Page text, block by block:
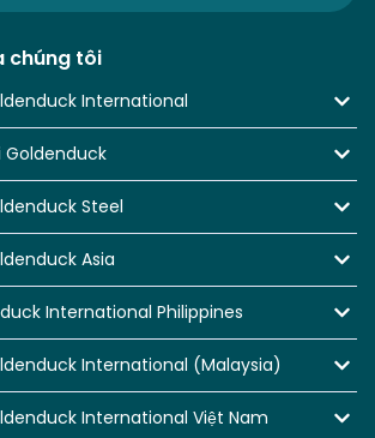
chúng tôi
International
Goldenduck
Steel
Asia
International Philippines
International (Malaysia)
International Việt Nam